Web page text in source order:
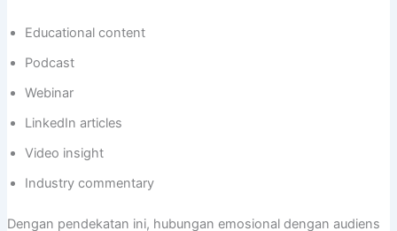
Educational content
Podcast
Webinar
LinkedIn articles
Video insight
Industry commentary
Dengan pendekatan ini, hubungan emosional dengan audiens